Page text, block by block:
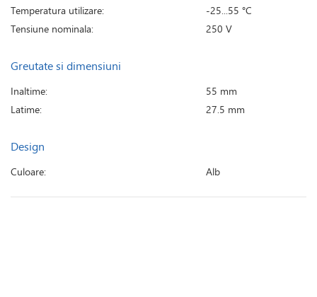
Temperatura utilizare:
-25...55 °C
Tensiune nominala:
250 V
Greutate si dimensiuni
Inaltime:
55 mm
Latime:
27.5 mm
Design
Culoare: Alb